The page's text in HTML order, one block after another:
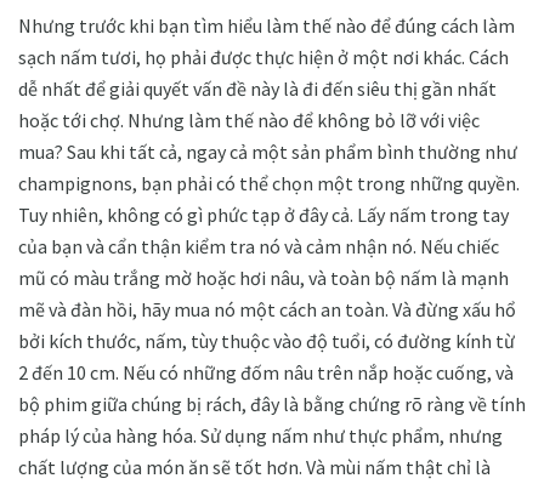
Nhưng trước khi bạn tìm hiểu làm thế nào để đúng cách làm
sạch nấm tươi, họ phải được thực hiện ở một nơi khác. Cách
dễ nhất để giải quyết vấn đề này là đi đến siêu thị gần nhất
hoặc tới chợ. Nhưng làm thế nào để không bỏ lỡ với việc
mua? Sau khi tất cả, ngay cả một sản phẩm bình thường như
champignons, bạn phải có thể chọn một trong những quyền.
Tuy nhiên, không có gì phức tạp ở đây cả. Lấy nấm trong tay
của bạn và cẩn thận kiểm tra nó và cảm nhận nó. Nếu chiếc
mũ có màu trắng mờ hoặc hơi nâu, và toàn bộ nấm là mạnh
mẽ và đàn hồi, hãy mua nó một cách an toàn. Và đừng xấu hổ
bởi kích thước, nấm, tùy thuộc vào độ tuổi, có đường kính từ
2 đến 10 cm. Nếu có những đốm nâu trên nắp hoặc cuống, và
bộ phim giữa chúng bị rách, đây là bằng chứng rõ ràng về tính
pháp lý của hàng hóa. Sử dụng nấm như thực phẩm, nhưng
chất lượng của món ăn sẽ tốt hơn. Và mùi nấm thật chỉ là